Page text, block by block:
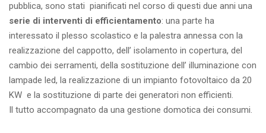
pubblica, sono stati pianificati nel corso di questi due anni una
serie di interventi di efficientamento: una parte ha
interessato il plesso scolastico e la palestra annessa con la
realizzazione del cappotto, dell’ isolamento in copertura, del
cambio dei serramenti, della sostituzione dell’ illuminazione con
lampade led, la realizzazione di un impianto fotovoltaico da 20
KW e la sostituzione di parte dei generatori non efficienti.
Il tutto accompagnato da una gestione domotica dei consumi.